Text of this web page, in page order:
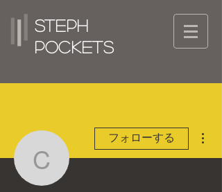
Steph
Pockets
cayliemapps11
フォローする